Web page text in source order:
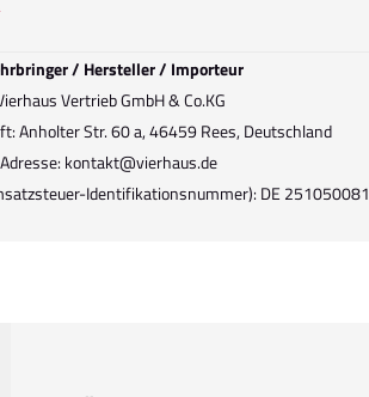
/ Hersteller / Importeur
Vertrieb GmbH & Co.KG
Anholter Str. 60 a, 46459 Rees, Deutschland
kontakt@vierhaus.de
Identifikationsnummer): DE 251050081